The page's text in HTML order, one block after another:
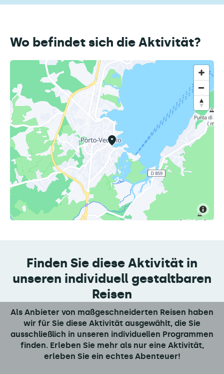
Wo befindet sich die Aktivität?
Finden Sie diese Aktivität in
unseren individuell gestaltbaren
Reisen
Als Anbieter von maßgeschneiderten Reisen haben
wir für Sie diese Aktivität ausgewählt, die Sie
ausschließlich in unseren individuellen Programmen
finden. Erleben Sie mehr als nur eine Aktivität,
erleben Sie ein echtes Abenteuer!